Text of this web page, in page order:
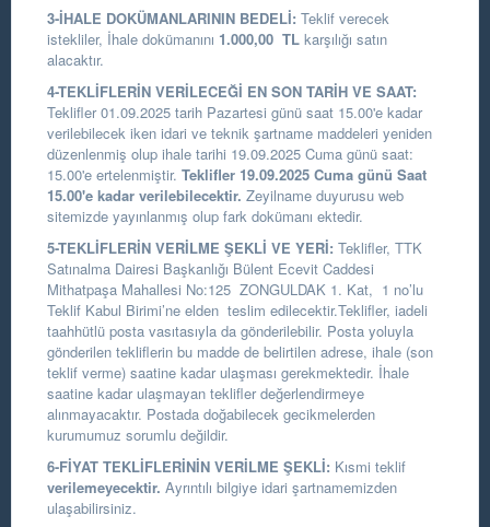
3-İHALE DOKÜMANLARININ BEDELİ: Teklif verecek
istekliler, İhale dokümanını 1.000,00 TL karşılığı satın
alacaktır.
4-TEKLİFLERİN VERİLECEĞİ EN SON TARİH VE SAAT:
Teklifler 01.09.2025 tarih Pazartesi günü saat 15.00'e kadar
verilebilecek iken idari ve teknik şartname maddeleri yeniden
düzenlenmiş olup ihale tarihi 19.09.2025 Cuma günü saat:
15.00'e ertelenmiştir. Teklifler 19.09.2025 Cuma günü Saat
15.00'e kadar verilebilecektir. Zeyilname duyurusu web
sitemizde yayınlanmış olup fark dokümanı ektedir.
5-TEKLİFLERİN VERİLME ŞEKLİ VE YERİ: Teklifler, TTK
Satınalma Dairesi Başkanlığı Bülent Ecevit Caddesi
Mithatpaşa Mahallesi No:125 ZONGULDAK 1. Kat, 1 no’lu
Teklif Kabul Birimi’ne elden teslim edilecektir.Teklifler, iadeli
taahhütlü posta vasıtasıyla da gönderilebilir. Posta yoluyla
gönderilen tekliflerin bu madde de belirtilen adrese, ihale (son
teklif verme) saatine kadar ulaşması gerekmektedir. İhale
saatine kadar ulaşmayan teklifler değerlendirmeye
alınmayacaktır. Postada doğabilecek gecikmelerden
kurumumuz sorumlu değildir.
6-FİYAT TEKLİFLERİNİN VERİLME ŞEKLİ: Kısmi teklif
verilemeyecektir. Ayrıntılı bilgiye idari şartnamemizden
ulaşabilirsiniz.